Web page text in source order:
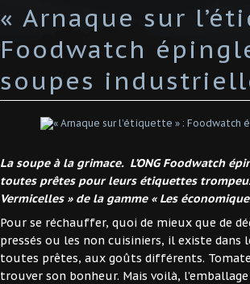
« Arnaque sur
Foodwatch
soupes
La soupe à la grimace. L’ONG Foodwatch
toutes prêtes pour leurs étiquettes
Vermicelles » de la gamme « Les
Pour se réchauffer, quoi de mieux que de
pressés ou les non cuisiniers, il existe dans
toutes prêtes, aux goûts différents.
trouver son bonheur. Mais voilà,